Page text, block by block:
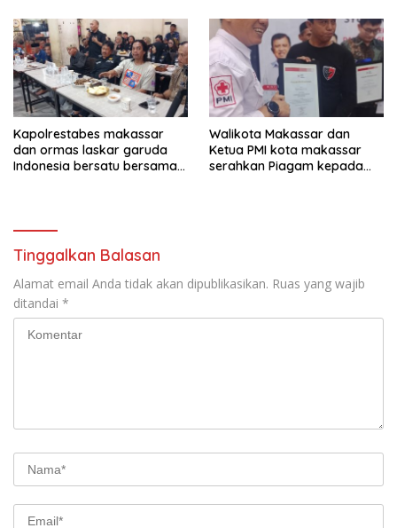
(Andi Sumarni).
Kapolrestabes makassar
dan ormas laskar garuda
Indonesia bersatu bersama
kota makassar.
Walikota Makassar dan
Ketua PMI kota makassar
serahkan Piagam kepada
Tinggalkan Balasan
Alamat email Anda tidak akan dipublikasikan. Ruas yang wajib
ditandai *